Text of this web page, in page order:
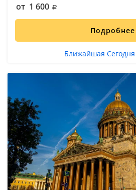
от 1 600
Подробнее
Ближайшая Сегодня